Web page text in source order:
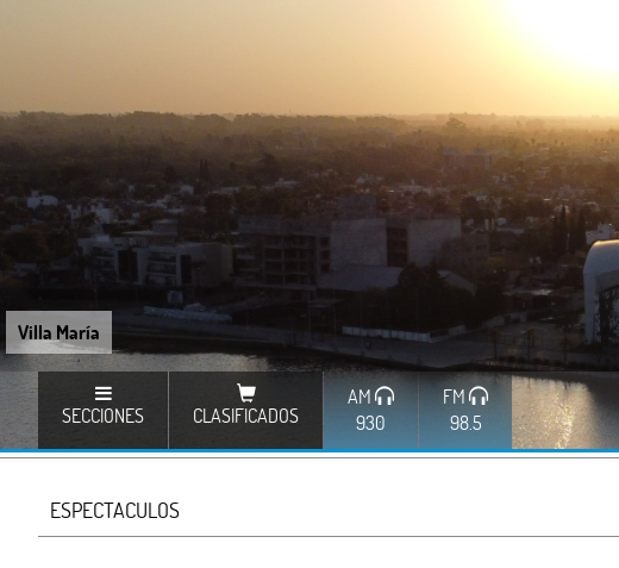
Villa María
SECCIONES CLASIFICADOS
AM
930
FM
98.5
ESPECTACULOS